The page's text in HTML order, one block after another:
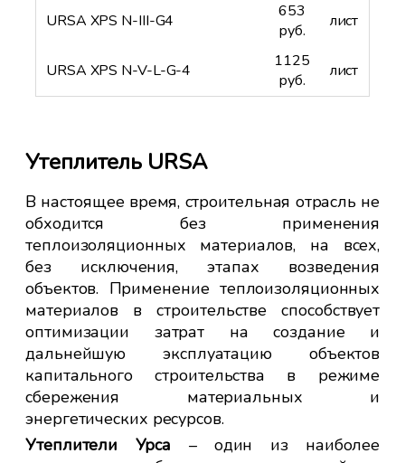
URSA XPS N-III-G4
653
руб.
лист
URSA XPS N-V-L-G-4
1125
руб.
лист
с
с
с
Утеплитель URSA
В настоящее время, строительная отрасль не
обходится без применения
теплоизоляционных материалов, на всех,
без исключения, этапах возведения
объектов. Применение теплоизоляционных
материалов в строительстве способствует
оптимизации затрат на создание и
дальнейшую эксплуатацию объектов
капитального строительства в режиме
сбережения материальных и
энергетических ресурсов.
Утеплители Урса – один из наиболее